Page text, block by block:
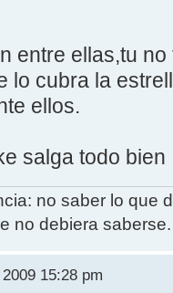
entre ellas,tu
lo cubra la
ellos.
salga todo bien
no saber lo que
no debiera saberse.
15:28 pm